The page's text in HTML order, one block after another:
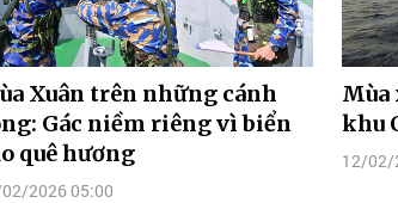
Xuân trên những cánh
Gác niềm riêng vì biển
quê hương
2026 05:00
Mùa
khu
12/02/